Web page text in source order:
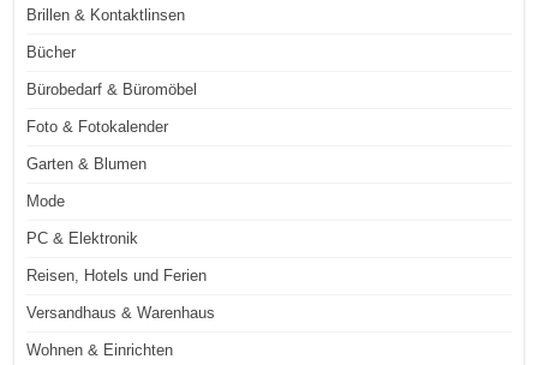
Brillen & Kontaktlinsen
Bücher
Bürobedarf & Büromöbel
Foto & Fotokalender
Garten & Blumen
Mode
PC & Elektronik
Reisen, Hotels und Ferien
Versandhaus & Warenhaus
Wohnen & Einrichten